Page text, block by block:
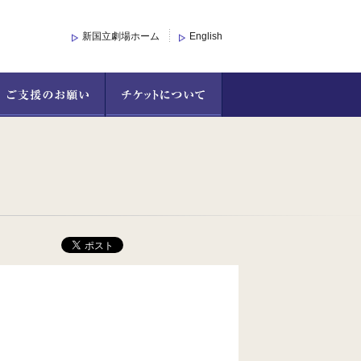
English
新国立劇場ホーム